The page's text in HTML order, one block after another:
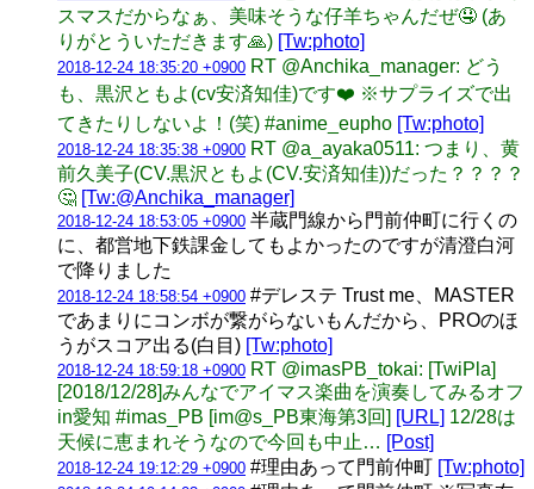
スマスだからなぁ、美味そうな仔羊ちゃんだぜ🤤 (あ
りがとういただきます🙏) [Tw:photo]
2018-12-24 18:35:20 +0900 RT @Anchika_manager: どう
も、黒沢ともよ(cv安済知佳)です❤️ ※サプライズで出
てきたりしないよ！(笑) #anime_eupho [Tw:photo]
2018-12-24 18:35:38 +0900 RT @a_ayaka0511: つまり、黄
前久美子(CV.黒沢ともよ(CV.安済知佳))だった？？？？
🤔 [Tw:@Anchika_manager]
2018-12-24 18:53:05 +0900 半蔵門線から門前仲町に行くの
に、都営地下鉄課金してもよかったのですが清澄白河
で降りました
2018-12-24 18:58:54 +0900 #デレステ Trust me、MASTER
であまりにコンボが繋がらないもんだから、PROのほ
うがスコア出る(白目) [Tw:photo]
2018-12-24 18:59:18 +0900 RT @imasPB_tokai: [TwiPla]
[2018/12/28]みんなでアイマス楽曲を演奏してみるオフ
in愛知 #imas_PB [im@s_PB東海第3回] [URL] 12/28は
天候に恵まれそうなので今回も中止… [Post]
2018-12-24 19:12:29 +0900 #理由あって門前仲町 [Tw:photo]